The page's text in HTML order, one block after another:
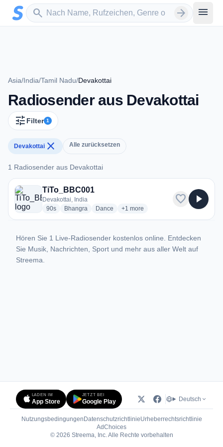
Zum Hauptinhalt springen
search
Sender suchen arrow_forward menu
Asia/India/Tamil Nadu/Devakottai
Radiosender aus Devakottai
tune Filter 1
Devakottai close Alle zurücksetzen
1 Radiosender aus Devakottai
1 Radiosender aus Devakottai
TiTo_BBC001
Devakottai, India
90sradio stations
Bhangra radio stations
Dance radio stations
+1 more genres for TiTo_BBC001
more
favorite play_arrow
Hören Sie 1 Live-Radiosender kostenlos online. Entdecken
Sie Musik, Nachrichten, Sport und mehr aus aller Welt auf
Streema.
LADEN IM
App Store
JETZT BEI
Google Play Deutsch
Nutzungsbedingungen DatenschutzrichtlinieUrheberrechtsrichtlinie
AdChoices(öffnet in neuem Tab)
© 2026 Streema, Inc. Alle Rechte vorbehalten